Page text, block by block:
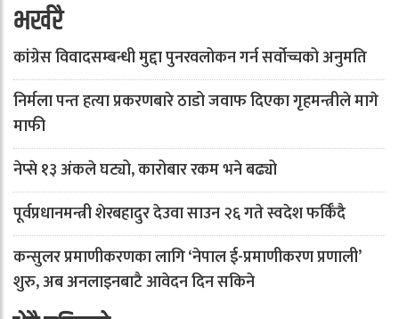
भर्खरै
कांग्रेस विवादसम्बन्धी मुद्दा पुनरवलोकन गर्न सर्वोच्चको अनुमति
निर्मला पन्त हत्या प्रकरणबारे ठाडो जवाफ दिएका गृहमन्त्रीले मागे
माफी
नेप्से १३ अंकले घट्यो, कारोबार रकम भने बढ्यो
पूर्वप्रधानमन्त्री शेरबहादुर देउवा साउन २६ गते स्वदेश फर्किँदै
कन्सुलर प्रमाणीकरणका लागि ‘नेपाल ई-प्रमाणीकरण प्रणाली’
शुरु, अब अनलाइनबाटै आवेदन दिन सकिने